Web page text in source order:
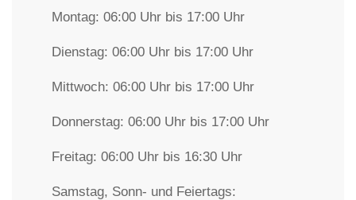
Montag: 06:00 Uhr bis 17:00 Uhr
Dienstag: 06:00 Uhr bis 17:00 Uhr
Mittwoch: 06:00 Uhr bis 17:00 Uhr
Donnerstag: 06:00 Uhr bis 17:00 Uhr
Freitag: 06:00 Uhr bis 16:30 Uhr
Samstag, Sonn- und Feiertags: